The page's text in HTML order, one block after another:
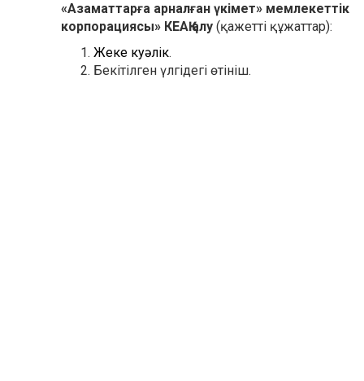
«Азаматтарға арналған үкімет» мемлекеттік
корпорациясы» КЕАҚ алу (қажетті құжаттар):
Жеке куәлік.
Бекітілген үлгідегі өтініш.